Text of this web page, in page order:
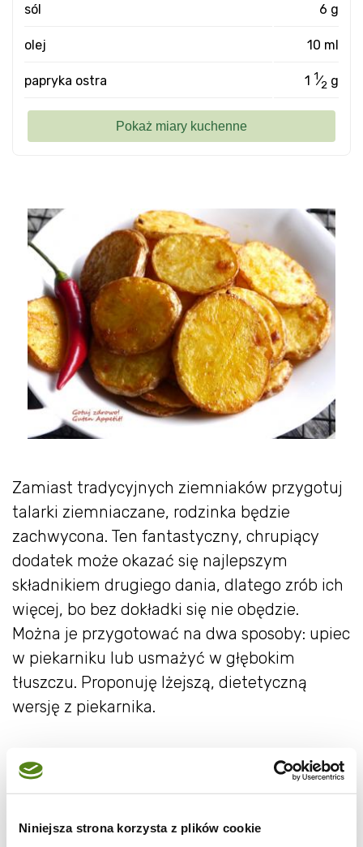
Niniejsza strona korzysta z plików cookie
Zamiast tradycyjnych ziemniaków przygotuj
talarki ziemniaczane, rodzinka będzie
zachwycona. Ten fantastyczny, chrupiący
dodatek może okazać się najlepszym
składnikiem drugiego dania, dlatego zrób ich
więcej, bo bez dokładki się nie obędzie.
Można je przygotować na dwa sposoby: upiec
w piekarniku lub usmażyć w głębokim
tłuszczu. Proponuję lżejszą, dietetyczną
wersję z piekarnika.
sól 6 g
olej 10 ml
papryka ostra 1 1⁄2 g